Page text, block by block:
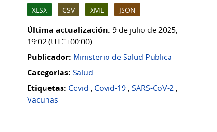
XLSX CSV XML JSON
Última actualización: 9 de julio de 2025,
19:02 (UTC+00:00)
Publicador: Ministerio de Salud Publica
Categorias: Salud
Etiquetas: Covid , Covid-19 , SARS-CoV-2 ,
Vacunas